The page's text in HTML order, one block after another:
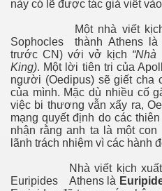
này có lẽ được tác giả viết
Sophocles
Một nhà viết
thành Athens là
trước CN) với vở kịch
King). Một lời tiên tri của
người (Oedipus) sẽ giết cha
của mình. Mặc dù nhiều cố
việc bi thương vẫn xẩy ra,
mạng quyết định do các
nhận rằng anh ta là một
lãnh trách nhiệm vì các hành
Euripides
Nhà viết kịch
Athens là